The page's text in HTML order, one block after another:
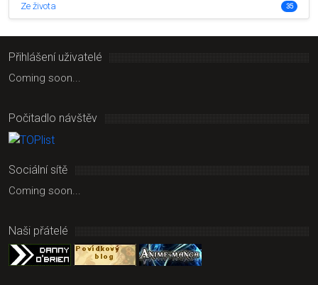
Ze života 35
Přihlášení uživatelé
Coming soon...
Počitadlo návštěv
Sociální sítě
Coming soon...
Naši přátelé